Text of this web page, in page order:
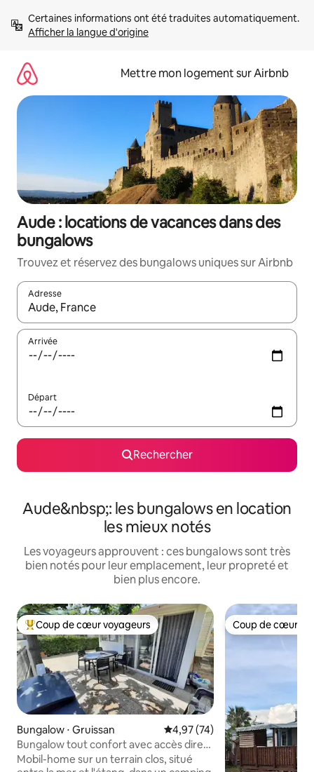
directement
Afficher la langue d'origine
Mettre mon logement sur Airbnb
Aude : locations de vacances dans des
bungalows
Trouvez et réservez des bungalows uniques sur Airbnb
Adresse
Lorsque les résultats s'affichent, utilisez les flèches vers le
Arrivée
Départ
Rechercher
Aude&nbsp;: les bungalows en location
les mieux notés
Les voyageurs approuvent : ces bungalows sont très
bien notés pour leur emplacement, leur propreté et
bien plus encore.
Coups de cœur voyageurs les plus appréciés
Coup de cœur voyageurs
Bungalow ⋅ Gruissan Évaluation moyenne sur la
4,97 (74)
Bungalow tout confort avec accès direct
à la plage
Mobil-home sur un terrain clos, situé
Coup de cœur
Coup de cœur